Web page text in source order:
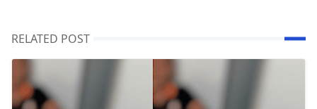
RELATED POST